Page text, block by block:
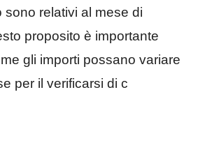
sono relativi al mese di
proposito è importante
gli importi possano variare
per il verificarsi di c